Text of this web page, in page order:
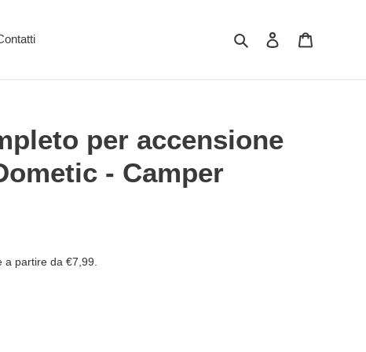
Cerca Accedi
per accensione
- Camper
a partire da €7,99.